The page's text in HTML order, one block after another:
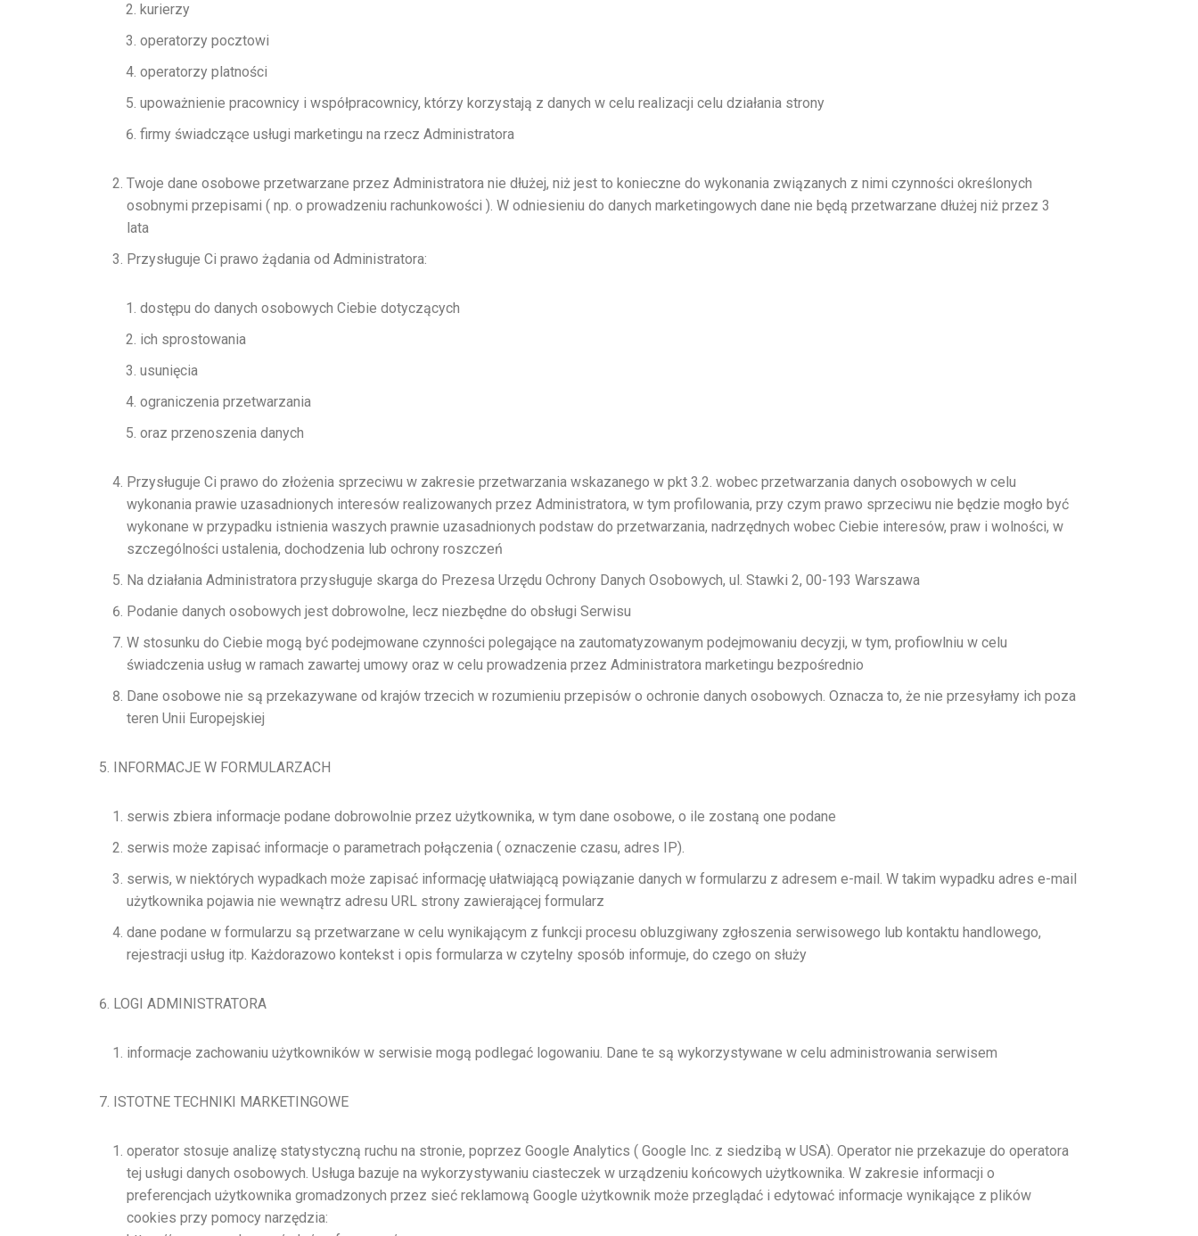
kurierzy
operatorzy pocztowi
operatorzy platności
upoważnienie pracownicy i współpracownicy, którzy korzystają z danych w celu realizacji celu działania strony
firmy świadczące usługi marketingu na rzecz Administratora
Twoje dane osobowe przetwarzane przez Administratora nie dłużej, niż jest to konieczne do wykonania związanych z nimi czynności określonych
osobnymi przepisami ( np. o prowadzeniu rachunkowości ). W odniesieniu do danych marketingowych dane nie będą przetwarzane dłużej niż przez 3
lata
Przysługuje Ci prawo żądania od Administratora:
dostępu do danych osobowych Ciebie dotyczących
ich sprostowania
usunięcia
ograniczenia przetwarzania
oraz przenoszenia danych
Przysługuje Ci prawo do złożenia sprzeciwu w zakresie przetwarzania wskazanego w pkt 3.2. wobec przetwarzania danych osobowych w celu
wykonania prawie uzasadnionych interesów realizowanych przez Administratora, w tym profilowania, przy czym prawo sprzeciwu nie będzie mogło być
wykonane w przypadku istnienia waszych prawnie uzasadnionych podstaw do przetwarzania, nadrzędnych wobec Ciebie interesów, praw i wolności, w
szczególności ustalenia, dochodzenia lub ochrony roszczeń
Na działania Administratora przysługuje skarga do Prezesa Urzędu Ochrony Danych Osobowych, ul. Stawki 2, 00-193 Warszawa
Podanie danych osobowych jest dobrowolne, lecz niezbędne do obsługi Serwisu
W stosunku do Ciebie mogą być podejmowane czynności polegające na zautomatyzowanym podejmowaniu decyzji, w tym, profiowlniu w celu
świadczenia usług w ramach zawartej umowy oraz w celu prowadzenia przez Administratora marketingu bezpośrednio
Dane osobowe nie są przekazywane od krajów trzecich w rozumieniu przepisów o ochronie danych osobowych. Oznacza to, że nie przesyłamy ich poza
teren Unii Europejskiej
INFORMACJE W FORMULARZACH
serwis zbiera informacje podane dobrowolnie przez użytkownika, w tym dane osobowe, o ile zostaną one podane
serwis może zapisać informacje o parametrach połączenia ( oznaczenie czasu, adres IP).
serwis, w niektórych wypadkach może zapisać informację ułatwiającą powiązanie danych w formularzu z adresem e-mail. W takim wypadku adres e-mail
użytkownika pojawia nie wewnątrz adresu URL strony zawierającej formularz
dane podane w formularzu są przetwarzane w celu wynikającym z funkcji procesu obluzgiwany zgłoszenia serwisowego lub kontaktu handlowego,
rejestracji usług itp. Każdorazowo kontekst i opis formularza w czytelny sposób informuje, do czego on służy
LOGI ADMINISTRATORA
informacje zachowaniu użytkowników w serwisie mogą podlegać logowaniu. Dane te są wykorzystywane w celu administrowania serwisem
ISTOTNE TECHNIKI MARKETINGOWE
operator stosuje analizę statystyczną ruchu na stronie, poprzez Google Analytics ( Google Inc. z siedzibą w USA). Operator nie przekazuje do operatora
tej usługi danych osobowych. Usługa bazuje na wykorzystywaniu ciasteczek w urządzeniu końcowych użytkownika. W zakresie informacji o
preferencjach użytkownika gromadzonych przez sieć reklamową Google użytkownik może przeglądać i edytować informacje wynikające z plików
cookies przy pomocy narzędzia: